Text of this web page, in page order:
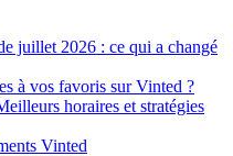
juillet 2026 : ce qui a changé
à vos favoris sur Vinted ?
horaires et stratégies
Vinted